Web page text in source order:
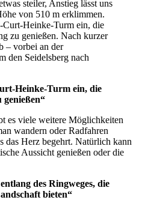
steiler, Anstieg lässt uns
von 510 m erklimmen.
Heinke-Turm ein, die
zu genießen. Nach kurzer
– vorbei an der
den Seidelsberg nach
Heinke-Turm ein, die
genießen“
es viele weitere Möglichkeiten
wandern oder Radfahren
das Herz begehrt. Natürlich kann
Aussicht genießen oder die
des Ringweges, die
bieten“